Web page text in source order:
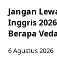
Jangan
Inggris
Berapa
6 Agustus 2026